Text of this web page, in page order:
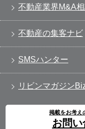
不動産業界M&A
不動産の集客ナビ
SMSハンター
リビンマガジン
掲載をお考え
お問